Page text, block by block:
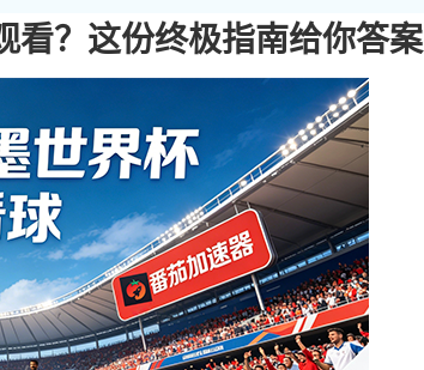
看？这份终极指南给你答案